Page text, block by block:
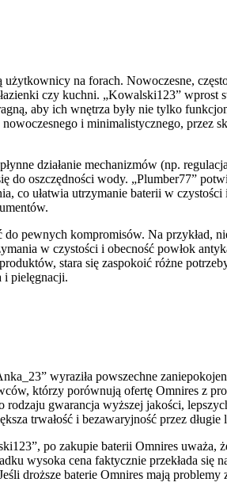
na forach. Nowoczesne,
czy kuchni. „Kowalski123”
aby ich wnętrza były nie tylko
i minimalistycznego, przez
działanie mechanizmów (np.
oszczędności wody. „Plumber77”
co ułatwia utrzymanie baterii w
pewnych kompromisów. Na przykład,
w czystości i obecność powłok
stara się zaspokoić różne
i pielęgnacji.
wyraziła powszechne
którzy porównują ofertę Omnires z
gwarancja wyższej jakości,
trwałość i bezawaryjność przez długie
po zakupie baterii Omnires uważa,
wysoka cena faktycznie przekłada się
droższe baterie Omnires mają